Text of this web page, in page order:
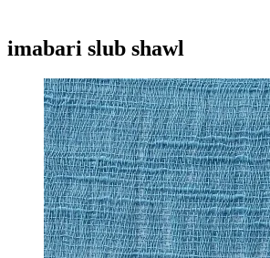
imabari slub shawl